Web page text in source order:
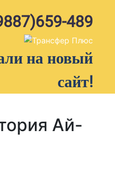
489
на новый
сайт!
Ай-